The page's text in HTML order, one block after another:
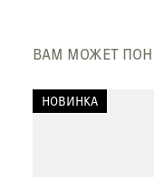
ВАМ МОЖЕТ
НОВИНКА